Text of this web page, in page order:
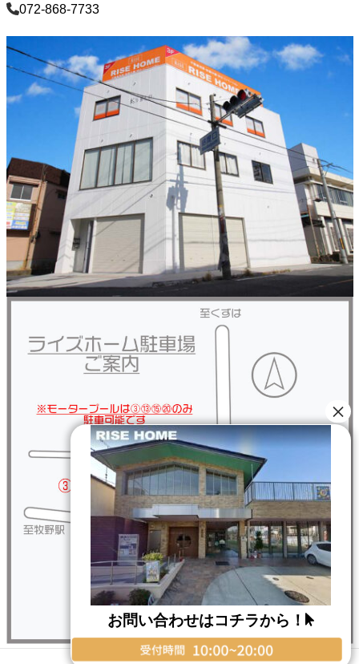
072-868-7733
Copyright © RISE HOME All Rights Reserved.
お問い合わせはコチラから！